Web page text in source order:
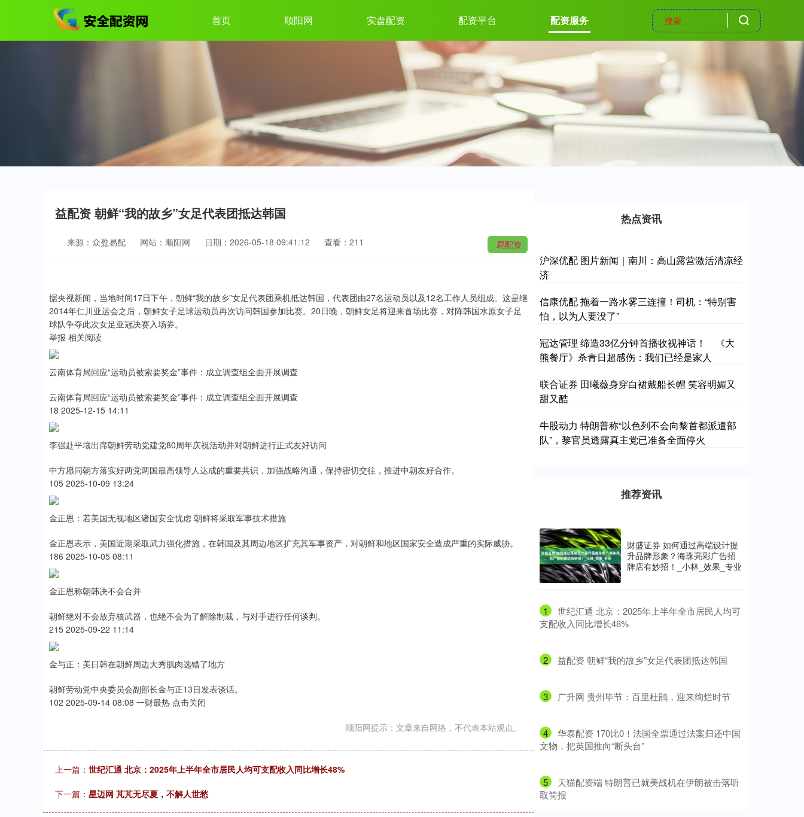
首页 顺阳网 实盘配资 配资平台 配资服务
益配资 朝鲜“我的故乡”女足代表团抵达韩国
易配资
来源：众盈易配 网站：顺阳网 日期：2026-05-18 09:41:12 查看：211
据央视新闻，当地时间17日下午，朝鲜“我的故乡”女足代表团乘机抵达韩国，代表团由27名运动员以及12名工作人员组成。这是继
2014年仁川亚运会之后，朝鲜女子足球运动员再次访问韩国参加比赛。20日晚，朝鲜女足将迎来首场比赛，对阵韩国水原女子足
球队争夺此次女足亚冠决赛入场券。
举报 相关阅读
云南体育局回应“运动员被索要奖金”事件：成立调查组全面开展调查
云南体育局回应“运动员被索要奖金”事件：成立调查组全面开展调查
18 2025-12-15 14:11
李强赴平壤出席朝鲜劳动党建党80周年庆祝活动并对朝鲜进行正式友好访问
中方愿同朝方落实好两党两国最高领导人达成的重要共识，加强战略沟通，保持密切交往，推进中朝友好合作。
105 2025-10-09 13:24
金正恩：若美国无视地区诸国安全忧虑 朝鲜将采取军事技术措施
金正恩表示，美国近期采取武力强化措施，在韩国及其周边地区扩充其军事资产，对朝鲜和地区国家安全造成严重的实际威胁。
186 2025-10-05 08:11
金正恩称朝韩决不会合并
朝鲜绝对不会放弃核武器，也绝不会为了解除制裁，与对手进行任何谈判。
215 2025-09-22 11:14
金与正：美日韩在朝鲜周边大秀肌肉选错了地方
朝鲜劳动党中央委员会副部长金与正13日发表谈话。
102 2025-09-14 08:08 一财最热 点击关闭
顺阳网提示：文章来自网络，不代表本站观点。
上一篇： 世纪汇通 北京：2025年上半年全市居民人均可支配收入同比增长48%
下一篇： 星迈网 芃芃无尽夏，不解人世愁
热点资讯
沪深优配 图片新闻｜南川：高山露营激活清凉经
济
信康优配 拖着一路水雾三连撞！司机：“特别害
怕，以为人要没了”
冠达管理 缔造33亿分钟首播收视神话！ 《大
熊餐厅》杀青日超感伤：我们已经是家人
联合证券 田曦薇身穿白裙戴船长帽 笑容明媚又
甜又酷
牛股动力 特朗普称“以色列不会向黎首都派遣部
队”，黎官员透露真主党已准备全面停火
推荐资讯
财盛证券 如何通过高端设计提
升品牌形象？海珠亮彩广告招
牌店有妙招！_小林_效果_专业
1
​世纪汇通 北京：2025年上半年全市居民人均可
支配收入同比增长48%
2 ​益配资 朝鲜“我的故乡”女足代表团抵达韩国
3 ​广升网 贵州毕节：百里杜鹃，迎来绚烂时节
4
​华泰配资 170比0！法国全票通过法案归还中国
文物，把英国推向“断头台”
5
​天猫配资端 特朗普已就美战机在伊朗被击落听
取简报